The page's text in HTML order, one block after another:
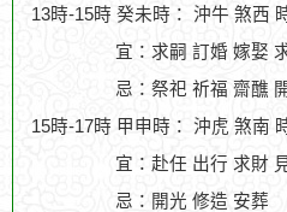
13時-15時 癸未時： 沖牛 煞西
宜：求嗣 訂婚 嫁娶
忌：祭祀 祈福 齋醮
15時-17時 甲申時： 沖虎 煞南
宜：赴任 出行 求財
忌：開光 修造 安葬